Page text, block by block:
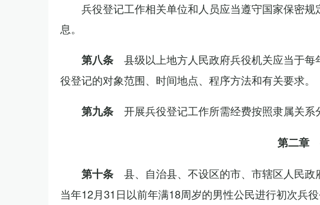
兵役登记工作相关单位和人员应当遵守国家保密
息。
第八条 县级以上地方人民政府兵役机关应当于
役登记的对象范围、时间地点、程序方法和有关要求。
第九条 开展兵役登记工作所需经费按照隶属关系
第二章
第十条 县、自治县、不设区的市、市辖区人民
当年12月31日以前年满18周岁的男性公民进行初次兵役